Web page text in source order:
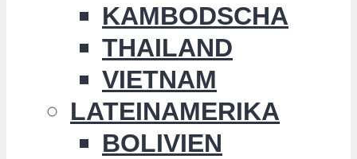
KAMBODSCHA
THAILAND
VIETNAM
LATEINAMERIKA
BOLIVIEN